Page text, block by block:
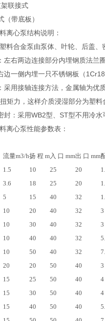
联接式
（带底板）
心泵结构说明：
合金泵由泵体、叶轮、后盖、密封件
：左右两边连接部分内埋钢质法兰
盖右边一侧内埋一只不锈钢板（
：采用接轴连接方法，金属
力，这样介质浸湿部分为塑料合金
密封：采用WB2型、ST型不用冷水
心泵性能参数表：
流量m3/h扬 程 m入 口 mm出 口 mm
1.5 10 25 20
3.6 18 25 20
5 15 40 32
10 20 40 32 3
10 30 40 32 3
10 40 40 32
10 50 40 32
20 20 50 40 3
15 25 50 40 4
15 30 50 40 4
15 40 50 40